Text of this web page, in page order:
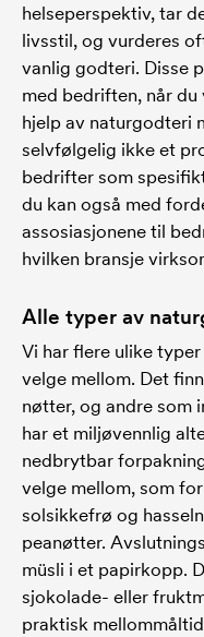
helseperspektiv, tar
livsstil, og vurderes
vanlig godteri. Disse
med bedriften, når
hjelp av naturgodteri
selvfølgelig ikke et
bedrifter som
du kan også med
assosiasjonene til
hvilken bransje
Alle typer av
Vi har flere ulike
velge mellom. Det
nøtter, og andre som
har et miljøvennlig
nedbrytbar
velge mellom, som
solsikkefrø og
peanøtter.
müsli i et papirkopp.
sjokolade- eller
praktisk